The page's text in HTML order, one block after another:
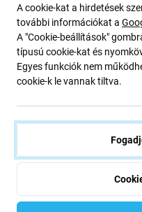
Wylie
Wylie K85 - Előmelegítő
platform az iPhone X, XS, XS
Max, 11, 11 Pro, 11 Pro Max
alaplap javításához
A cookie-kat a hirdetések
további információkat a
A "Cookie-beállítások"
típusú cookie-kat és
Egyes funkciók nem
cookie-k le vannak tiltva.